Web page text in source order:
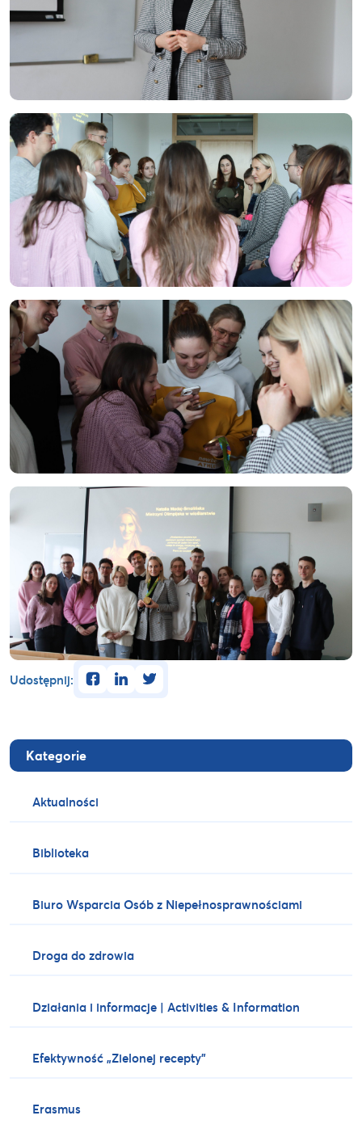
Kategorie
Aktualności
Biblioteka
Biuro Wsparcia Osób z Niepełnosprawnościami
Droga do zdrowia
Działania i informacje | Activities & Information
Efektywność „Zielonej recepty”
Erasmus
Udostępnij: facebooklinkedintwitter